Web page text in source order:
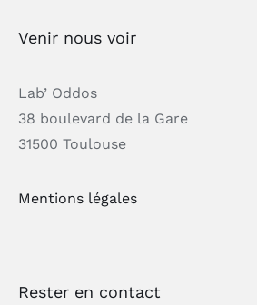
Venir nous voir
Lab’ Oddos
38 boulevard de la Gare
31500 Toulouse
Mentions légales
Rester en contact